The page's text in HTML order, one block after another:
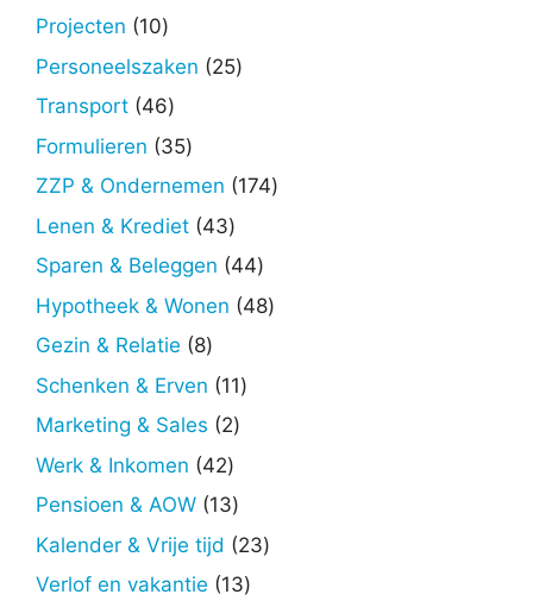
Projecten 1010
producten
Personeelszaken 2525
Transport 4646
producten
Formulieren 3535
producten
ZZP & Ondernemen 174174
Lenen & Krediet 4343
producten
Sparen & Beleggen 4444
producten
Hypotheek & Wonen 4848
Gezin & Relatie 88
producten
Schenken & Erven 1111
Marketing & Sales 22
Werk & Inkomen 4242
producten
Pensioen & AOW 1313
producten
Kalender & Vrije tijd 2323
Verlof en vakantie 1313